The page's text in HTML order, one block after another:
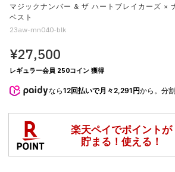
マジックナンバー & ザ ハートブレイカーズ ×
ベスト
23aw-mn040-blk
¥27,500
レギュラー会員 250コイン 獲得
なら12回払いで月々2,291円から。分